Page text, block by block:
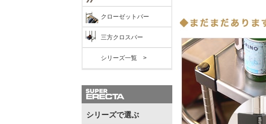
クローゼットバー
三方クロスバー
シリーズ一覧 >
シリーズで選ぶ